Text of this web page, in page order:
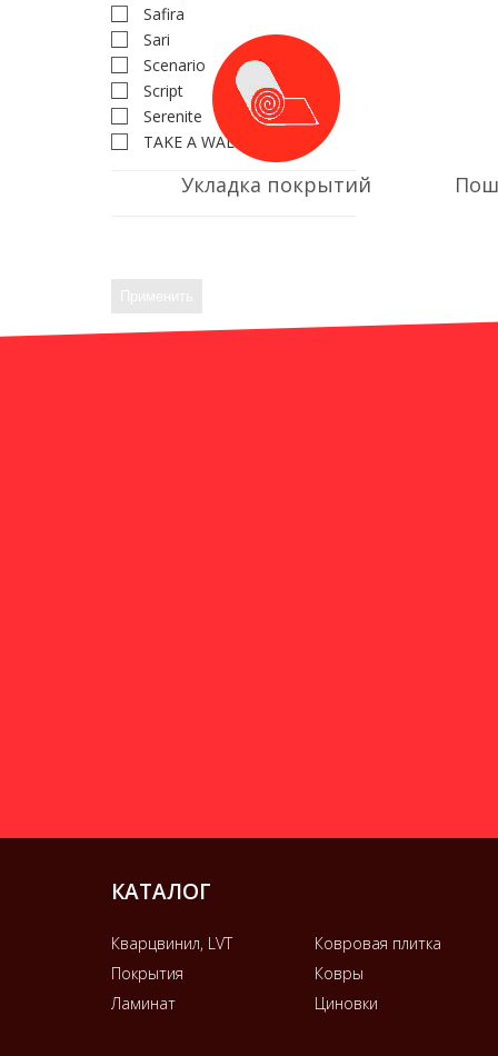
Safira
Sari
Scenario
Script
Serenite
TAKE A WALK ROLLS
Укладка покрытий
КАТАЛОГ
Кварцвинил, LVT
Ковровая плитка
Покрытия
Ковры
Ламинат
Циновки